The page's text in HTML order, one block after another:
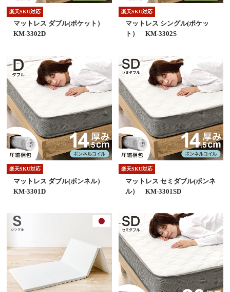
楽天SKU対応
マットレス ダブル(ポケット）
KM-3302D
楽天SKU対応
マットレス シングル(ポケッ
ト） KM-3302S
楽天SKU対応
マットレス ダブル(ボンネル）
KM-3301D
楽天SKU対応
マットレス セミダブル(ボンネ
ル） KM-3301SD